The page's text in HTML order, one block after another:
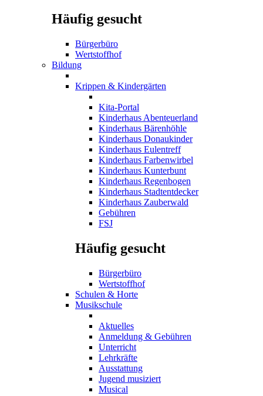
Häufig gesucht
Bürgerbüro
Wertstoffhof
Bildung
Krippen & Kindergärten
Kita-Portal
Kinderhaus Abenteuerland
Kinderhaus Bärenhöhle
Kinderhaus Donaukinder
Kinderhaus Eulentreff
Kinderhaus Farbenwirbel
Kinderhaus Kunterbunt
Kinderhaus Regenbogen
Kinderhaus Stadtentdecker
Kinderhaus Zauberwald
Gebühren
FSJ
Häufig gesucht
Bürgerbüro
Wertstoffhof
Schulen & Horte
Musikschule
Aktuelles
Anmeldung & Gebühren
Unterricht
Lehrkräfte
Ausstattung
Jugend musiziert
Musical